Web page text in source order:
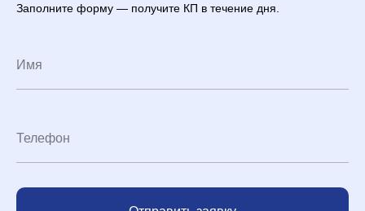
Заполните форму — получите КП в течение дня.